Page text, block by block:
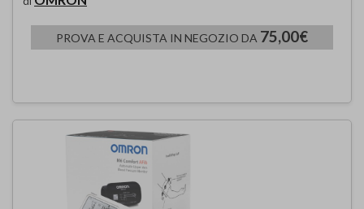
PROVA E ACQUISTA IN NEGOZIO DA 75,00€